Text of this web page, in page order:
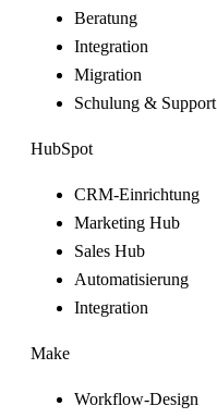
Beratung
Integration
Migration
Schulung & Support
HubSpot
CRM-Einrichtung
Marketing Hub
Sales Hub
Automatisierung
Integration
Make
Workflow-Design